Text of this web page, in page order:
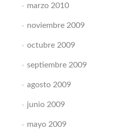
marzo 2010
noviembre 2009
octubre 2009
septiembre 2009
agosto 2009
junio 2009
mayo 2009